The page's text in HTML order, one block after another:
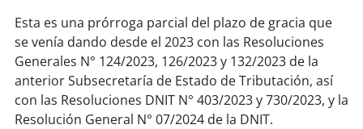
Esta es una prórroga parcial del plazo de gracia que
se venía dando desde el 2023 con las Resoluciones
Generales N° 124/2023, 126/2023 y 132/2023 de la
anterior Subsecretaría de Estado de Tributación, así
con las Resoluciones DNIT N° 403/2023 y 730/2023, y la
Resolución General N° 07/2024 de la DNIT.